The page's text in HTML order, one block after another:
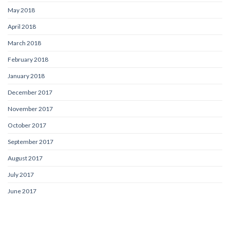
May 2018
April 2018
March 2018
February 2018
January 2018
December 2017
November 2017
October 2017
September 2017
August 2017
July 2017
June 2017